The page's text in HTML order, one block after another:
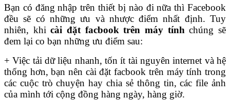
Bạn có đăng nhập trên thiết bị nào đi nữa thì Facebook
đều sẽ có những ưu và nhược điểm nhất định. Tuy
nhiên, khicài đặt facbook trên máy tính chúng sẽ
đem lại co bạn những ưu điểm sau:
+ Việc tải dữ liệu nhanh, tốn ít tài nguyên internet và hệ
thống hơn, bạn nên cài đặt facbook trên máy tính trong
các cuộc trò chuyện hay chia sẻ thông tin, các file ảnh
của mình tới cộng đồng hàng ngày, hàng giờ.